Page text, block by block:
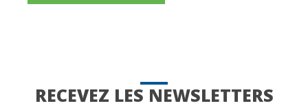
RECEVEZ LES NEWSLETTERS